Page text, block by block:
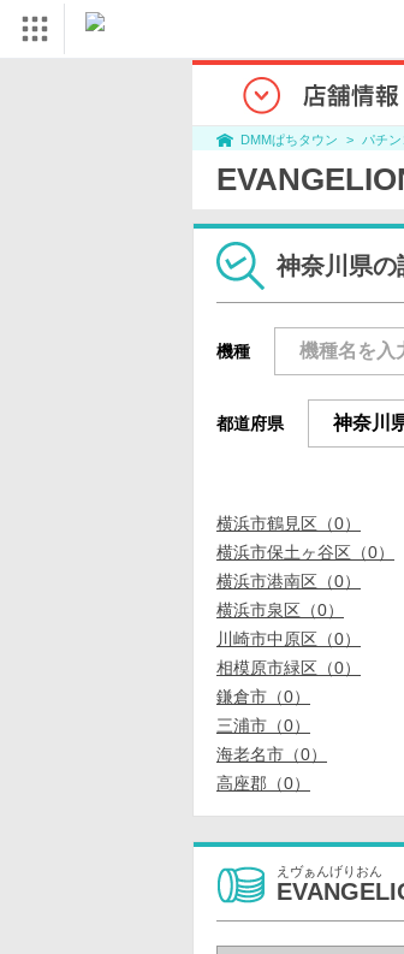
DMMぱちタウン パチ
神奈川県の
機種
都道府県
横浜市鶴見区（0）
横浜市保土ヶ谷区（0）
横浜市港南区（0）
横浜市泉区（0）
川崎市中原区（0）
相模原市緑区（0）
鎌倉市（0）
三浦市（0）
海老名市（0）
高座郡（0）
えヴぁんげりおん